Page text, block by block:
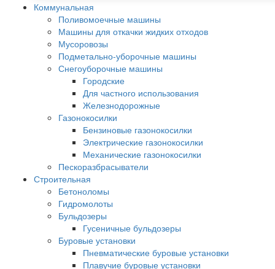
Коммунальная
Поливомоечные машины
Машины для откачки жидких отходов
Мусоровозы
Подметально-уборочные машины
Снегоуборочные машины
Городские
Для частного использования
Железнодорожные
Газонокосилки
Бензиновые газонокосилки
Электрические газонокосилки
Механические газонокосилки
Пескоразбрасыватели
Строительная
Бетоноломы
Гидромолоты
Бульдозеры
Гусеничные бульдозеры
Буровые установки
Пневматические буровые установки
Плавучие буровые установки